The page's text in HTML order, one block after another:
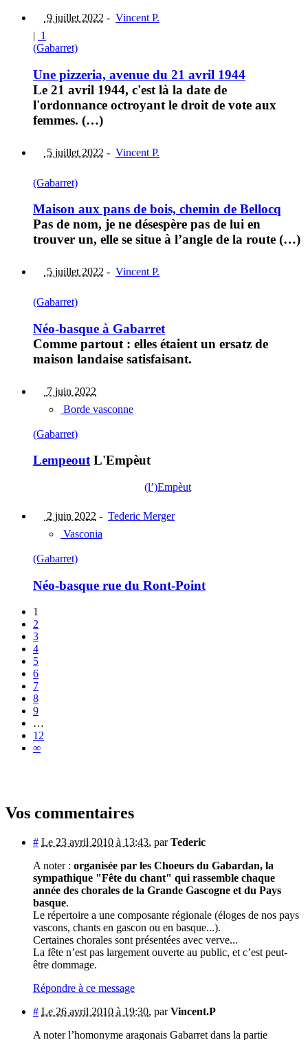
9 juillet 2022 - Vincent P.
| 1
(Gabarret)
Une pizzeria, avenue du 21 avril 1944
Le 21 avril 1944, c'est là la date de
l'ordonnance octroyant le droit de vote aux
femmes. (…)
5 juillet 2022 - Vincent P.
(Gabarret)
Maison aux pans de bois, chemin de Bellocq
Pas de nom, je ne désespère pas de lui en
trouver un, elle se situe à l’angle de la route (…)
5 juillet 2022 - Vincent P.
(Gabarret)
Néo-basque à Gabarret
Comme partout : elles étaient un ersatz de
maison landaise satisfaisant.
7 juin 2022
Borde vasconne
(Gabarret)
LempeoutL'Empèut
(l’)Empèut
2 juin 2022 - Tederic Merger
Vasconia
(Gabarret)
Néo-basque rue du Ront-Point
1
2
3
4
5
6
7
8
9
…
12
∞
Vos commentaires
# Le 23 avril 2010 à 13:43, parTederic
A noter : organisée par les Choeurs du Gabardan, la
sympathique "Fête du chant" qui rassemble chaque
année des chorales de la Grande Gascogne et du Pays
basque.
Le répertoire a une composante régionale (éloges de nos pays
vascons, chants en gascon ou en basque...).
Certaines chorales sont présentées avec verve...
La fête n’est pas largement ouverte au public, et c’est peut-
être dommage.
Répondre à ce message
# Le 26 avril 2010 à 19:30, parVincent.P
A noter l’homonyme aragonais Gabarret dans la partie